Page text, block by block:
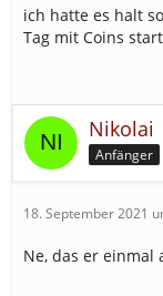
ich hatte es halt
Tag mit Coins
Nikolai
Anfänger
18. September 2021
Ne, das er einmal